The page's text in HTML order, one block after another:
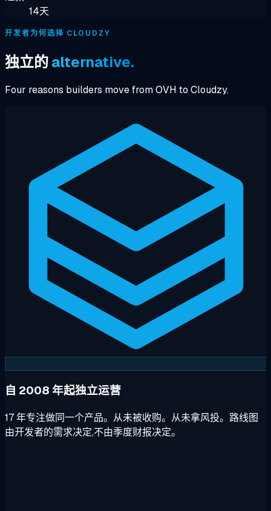
14天
开发者为何选择 CLOUDZY
独立的alternative.
Four reasons builders move from OVH to Cloudzy.
自 2008 年起独立运营
17 年专注做同一个产品。从未被收购。从未拿风投。路线图
由开发者的需求决定,不由季度财报决定。